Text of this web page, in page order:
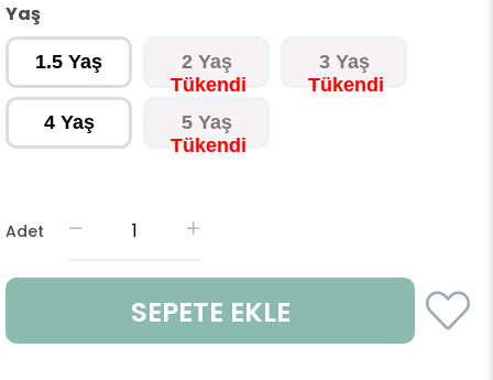
Yaş
1.5 Yaş 2 Yaş 3 Yaş
4 Yaş 5 Yaş
Adet